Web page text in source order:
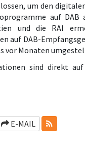
um den
auf DAB
und die RAI
auf DAB-
vor Monaten
sind direkt auf
E-MAIL RSS-FEEDS